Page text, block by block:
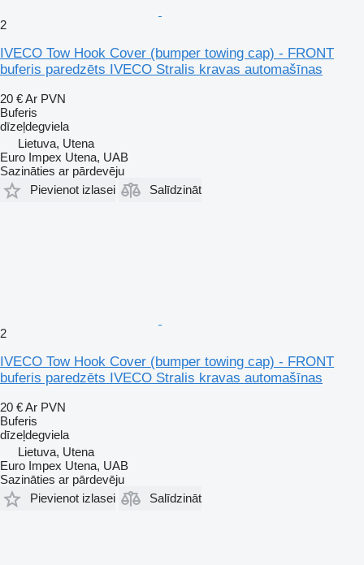
2
IVECO Tow Hook Cover (bumper towing cap) - FRONT
buferis paredzēts IVECO Stralis kravas automašīnas
20 €Ar PVN
Buferis
dīzeļdegviela
Lietuva, Utena
Euro Impex Utena, UAB
Sazināties ar pārdevēju
Pievienot izlasei
Salīdzināt
2
IVECO Tow Hook Cover (bumper towing cap) - FRONT
buferis paredzēts IVECO Stralis kravas automašīnas
20 €Ar PVN
Buferis
dīzeļdegviela
Lietuva, Utena
Euro Impex Utena, UAB
Sazināties ar pārdevēju
Pievienot izlasei
Salīdzināt